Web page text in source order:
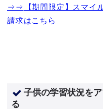
⇒⇒
【期間限定】スマイ
請求はこちら
子供の学習状況を
る